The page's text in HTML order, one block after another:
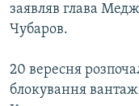
заявляв глава
Чубаров.
20 вересня
блокування